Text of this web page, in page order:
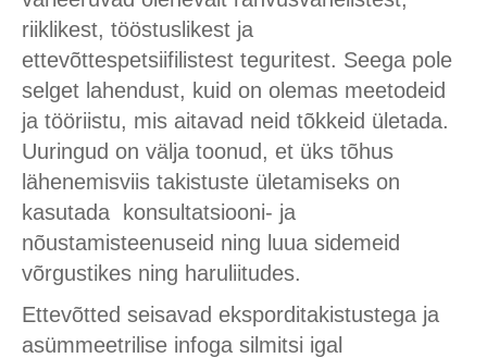
riiklikest, tööstuslikest ja
ettevõttespetsiifilistest teguritest. Seega pole
selget lahendust, kuid on olemas meetodeid
ja tööriistu, mis aitavad neid tõkkeid ületada.
Uuringud on välja toonud, et üks tõhus
lähenemisviis takistuste ületamiseks on
kasutada konsultatsiooni- ja
nõustamisteenuseid ning luua sidemeid
võrgustikes ning haruliitudes.
Ettevõtted seisavad eksporditakistustega ja
asümmeetrilise infoga silmitsi igal